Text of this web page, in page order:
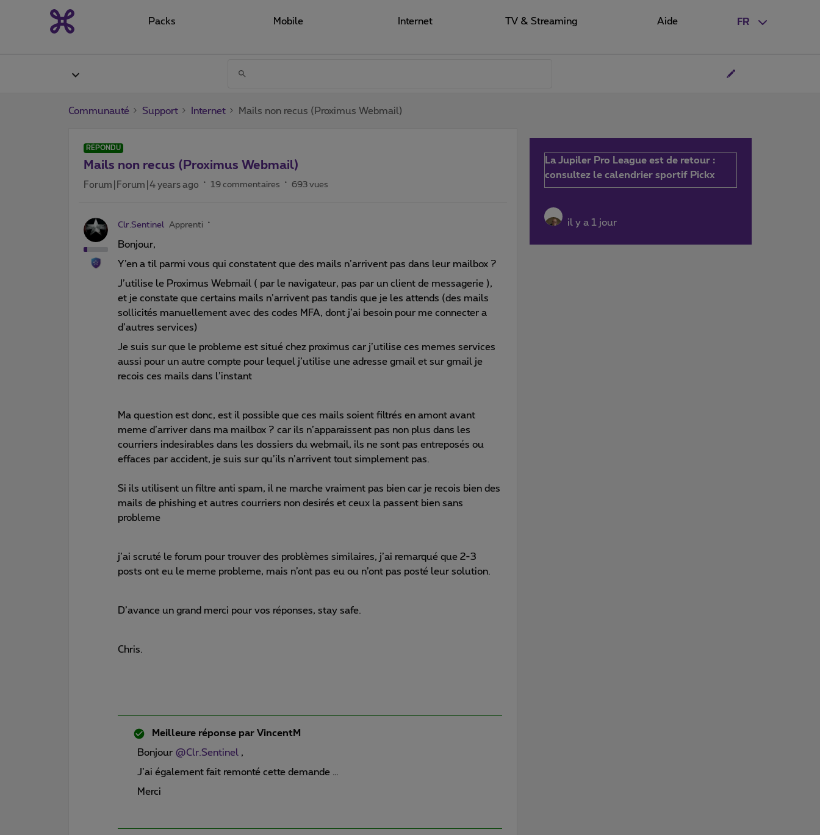
FR
Packs Mobile Internet TV & Streaming Aide
Communauté Support Internet Mails non recus (Proximus Webmail)
RÉPONDU
Mails non recus (Proximus Webmail)
Forum|Forum|4 years ago 19 commentaires 693 vues
Clr.Sentinel Apprenti
Bonjour,
Y’en a til parmi vous qui constatent que des mails n’arrivent pas dans leur mailbox ?
J’utilise le Proximus Webmail ( par le navigateur, pas par un client de messagerie ),
et je constate que certains mails n’arrivent pas tandis que je les attends (des mails
sollicités manuellement avec des codes MFA, dont j’ai besoin pour me connecter a
d’autres services)
Je suis sur que le probleme est situé chez proximus car j’utilise ces memes services
aussi pour un autre compte pour lequel j’utilise une adresse gmail et sur gmail je
recois ces mails dans l’instant
Ma question est donc, est il possible que ces mails soient filtrés en amont avant
meme d’arriver dans ma mailbox ? car ils n’apparaissent pas non plus dans les
courriers indesirables dans les dossiers du webmail, ils ne sont pas entreposés ou
effaces par accident, je suis sur qu’ils n’arrivent tout simplement pas.
Si ils utilisent un filtre anti spam, il ne marche vraiment pas bien car je recois bien des
mails de phishing et autres courriers non desirés et ceux la passent bien sans
probleme
j’ai scruté le forum pour trouver des problèmes similaires, j’ai remarqué que 2-3
posts ont eu le meme probleme, mais n’ont pas eu ou n’ont pas posté leur solution.
D’avance un grand merci pour vos réponses, stay safe.
Chris.
Meilleure réponse par VincentM
Bonjour @Clr.Sentinel ,
J’ai également fait remonté cette demande …
Merci
La Jupiler Pro League est de retour :
consultez le calendrier sportif Pickx
il y a 1 jour